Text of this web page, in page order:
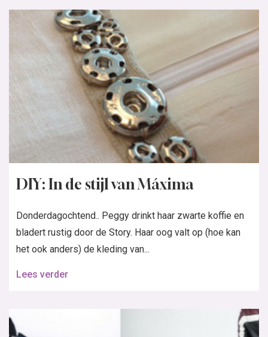
DIY: In de stijl van Máxima
Donderdagochtend.. Peggy drinkt haar zwarte koffie en
bladert rustig door de Story. Haar oog valt op (hoe kan
het ook anders) de kleding van...
Lees verder